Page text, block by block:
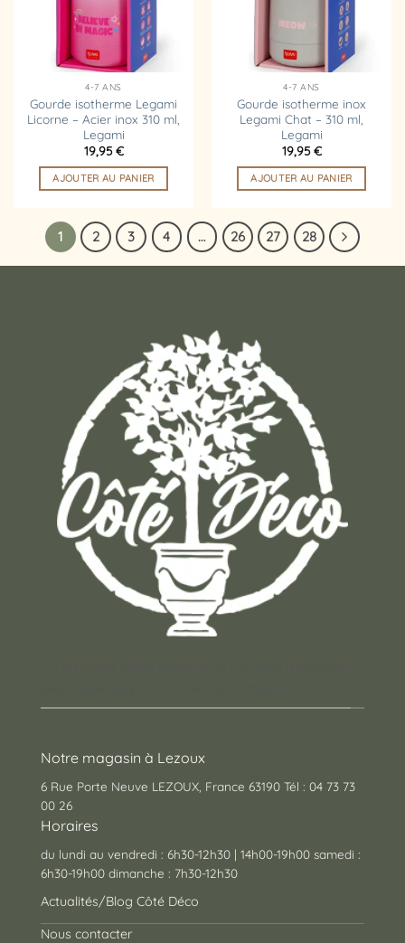
4-7 ANS
Gourde isotherme Legami
Licorne – Acier inox 310 ml,
Legami
19,95€
AJOUTER AU PANIER
4-7 ANS
Gourde isotherme inox
Legami Chat – 310 ml,
Legami
19,95€
AJOUTER AU PANIER
1 2 3 4 … 26 27 28
Notre magasin à Lezoux
6 Rue Porte Neuve LEZOUX, France 63190 Tél : 04 73 73
00 26
Horaires
du lundi au vendredi : 6h30-12h30 | 14h00-19h00 samedi :
6h30-19h00 dimanche : 7h30-12h30
Actualités/Blog Côté Déco
Nous contacter